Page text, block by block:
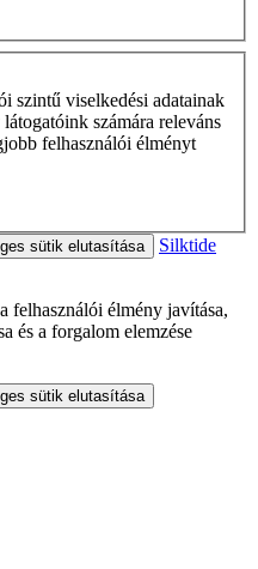
szintű viselkedési adatainak
számára releváns
felhasználói élményt
sütik elutasítása
Silktide
felhasználói élmény javítása,
és a forgalom elemzése
sütik elutasítása